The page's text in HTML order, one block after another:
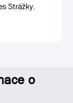
Strážky.
o